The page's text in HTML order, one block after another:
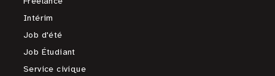
Intérim
Job d'été
Job Étudiant
Service civique